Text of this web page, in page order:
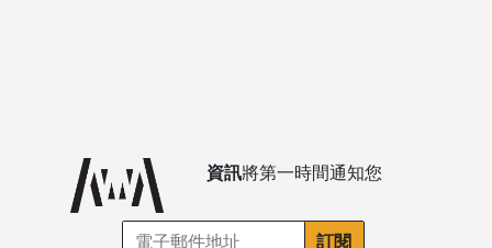
資訊將第一時間通知您